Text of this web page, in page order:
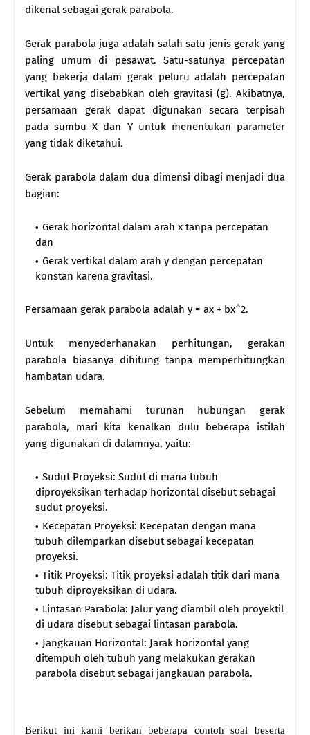
dikenal sebagai gerak parabola.
Gerak parabola juga adalah salah satu jenis gerak yang
paling umum di pesawat. Satu-satunya percepatan
yang bekerja dalam gerak peluru adalah percepatan
vertikal yang disebabkan oleh gravitasi (g). Akibatnya,
persamaan gerak dapat digunakan secara terpisah
pada sumbu X dan Y untuk menentukan parameter
yang tidak diketahui.
Gerak parabola dalam dua dimensi dibagi menjadi dua
bagian:
Gerak horizontal dalam arah x tanpa percepatan
dan
Gerak vertikal dalam arah y dengan percepatan
konstan karena gravitasi.
Persamaan gerak parabola adalah y = ax + bx^2.
Untuk menyederhanakan perhitungan, gerakan
parabola biasanya dihitung tanpa memperhitungkan
hambatan udara.
Sebelum memahami turunan hubungan gerak
parabola, mari kita kenalkan dulu beberapa istilah
yang digunakan di dalamnya, yaitu:
Sudut Proyeksi: Sudut di mana tubuh
diproyeksikan terhadap horizontal disebut sebagai
sudut proyeksi.
Kecepatan Proyeksi: Kecepatan dengan mana
tubuh dilemparkan disebut sebagai kecepatan
proyeksi.
Titik Proyeksi: Titik proyeksi adalah titik dari mana
tubuh diproyeksikan di udara.
Lintasan Parabola: Jalur yang diambil oleh proyektil
di udara disebut sebagai lintasan parabola.
Jangkauan Horizontal: Jarak horizontal yang
ditempuh oleh tubuh yang melakukan gerakan
parabola disebut sebagai jangkauan parabola.
Berikut ini kami berikan beberapa contoh soal beserta